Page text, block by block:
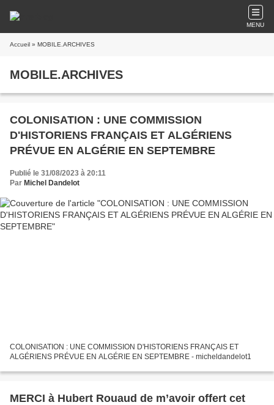
MENU
Accueil » MOBILE.ARCHIVES
MOBILE.ARCHIVES
COLONISATION : UNE COMMISSION
D'HISTORIENS FRANÇAIS ET ALGÉRIENS
PRÉVUE EN ALGÉRIE EN SEPTEMBRE
Publié le 31/08/2023 à 20:11
Par Michel Dandelot
COLONISATION : UNE COMMISSION D'HISTORIENS FRANÇAIS ET
ALGÉRIENS PRÉVUE EN ALGÉRIE EN SEPTEMBRE - micheldandelot1
MERCI à Hubert Rouaud de m’avoir offert cet